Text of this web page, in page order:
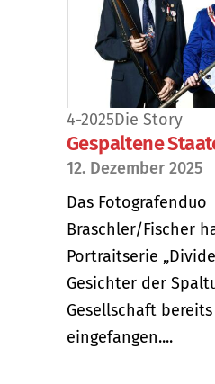
4-2025Die Story
Gespaltene
12. Dezember 2025
Das Fotografenduo
Braschler/Fischer
Portraitserie
Gesichter der
Gesellschaft bereits
eingefangen....